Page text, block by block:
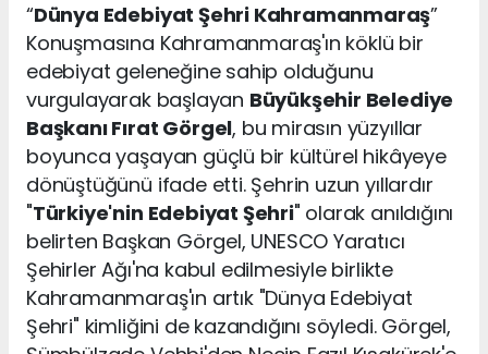
“Dünya Edebiyat Şehri Kahramanmaraş”
Konuşmasına Kahramanmaraş'ın köklü bir
edebiyat geleneğine sahip olduğunu
vurgulayarak başlayan Büyükşehir Belediye
Başkanı Fırat Görgel, bu mirasın yüzyıllar
boyunca yaşayan güçlü bir kültürel hikâyeye
dönüştüğünü ifade etti. Şehrin uzun yıllardır
"Türkiye'nin Edebiyat Şehri" olarak anıldığını
belirten Başkan Görgel, UNESCO Yaratıcı
Şehirler Ağı'na kabul edilmesiyle birlikte
Kahramanmaraş'ın artık "Dünya Edebiyat
Şehri" kimliğini de kazandığını söyledi. Görgel,